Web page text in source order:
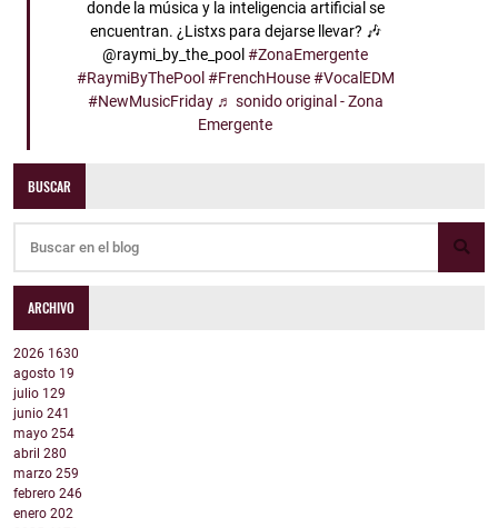
donde la música y la inteligencia artificial se
encuentran. ¿Listxs para dejarse llevar? 🎶
@raymi_by_the_pool#ZonaEmergente
#RaymiByThePool #FrenchHouse #VocalEDM
#NewMusicFriday ♬ sonido original - Zona
Emergente
BUSCAR
ARCHIVO
2026 1630
agosto 19
julio 129
junio 241
mayo 254
abril 280
marzo 259
febrero 246
enero 202